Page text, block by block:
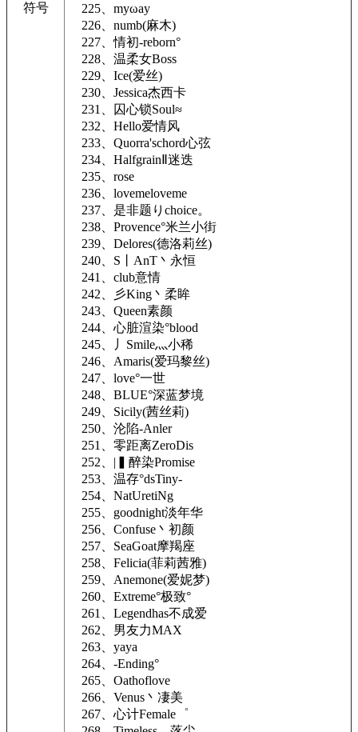
符号
225、mуωaу
226、numb(麻木)
227、情初-reborn°
228、温柔女Boss
229、Ice(爱丝)
230、Jessica杰西卡
231、囚心锁Soul≈
232、Hello爱情风
233、Quorra'schord心弦
234、HalfgrainⅡ迷迭
235、rose
236、lovemeloveme
237、是非题りchoice。
238、Provence°米兰小街
239、Delores(德洛莉丝)
240、S丨AnT丶永恒
241、club意情
242、彡King丶柔眸
243、Queen素颜
244、心脏渲染°blood
245、丿Smile灬小稀
246、Amaris(爱玛黎丝)
247、love°一世
248、BLUE°深蓝梦境
249、Sicily(茜丝莉)
250、沦陷-Anler
251、零距离ZeroDis
252、|▍醉染Promise
253、温存°dsTiny-
254、NatUretiNg
255、goodnight淡年华
256、Confuse丶初颜
257、SeaGoat摩羯座
258、Felicia(菲莉茜雅)
259、Anemone(爱妮梦)
260、Extreme°极致°
261、Legendhas不成爱
262、男友力MAX
263、yaya
264、-Ending°
265、Oathoflove
266、Venus丶凄美
267、心计Female゜